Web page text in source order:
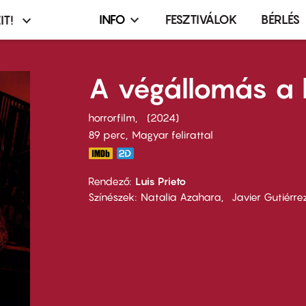
Infó,
terembérlés
menü
INFO FESZTIVÁLOK BÉRLÉS
A végállomás a
horrorfilm
2024
89 perc,
Magyar felirattal
Rendező Luis Prieto
Színészek
Natalia Azahara Javier